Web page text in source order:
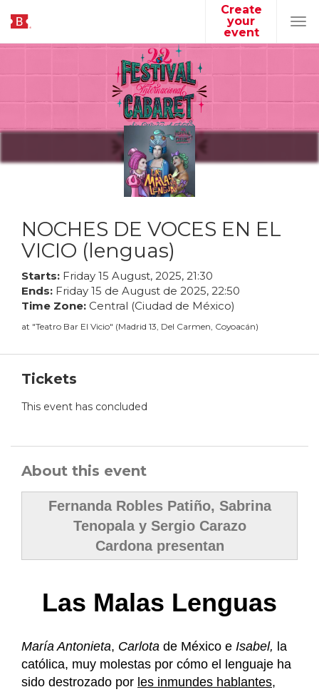
Create
your
event
NOCHES DE VOCES EN EL
VICIO (lenguas)
Starts: Friday 15 August, 2025, 21:30
Ends: Friday 15 de August de 2025, 22:50
Time Zone: Central (Ciudad de México)
at "Teatro Bar El Vicio" (Madrid 13, Del Carmen, Coyoacán)
Tickets
This event has concluded
About this event
Fernanda Robles Patiño, Sabrina
Tenopala y Sergio Carazo
Cardona presentan
Las Malas Lenguas
María Antonieta, Carlota de México e Isabel, la
católica, muy molestas por cómo el lenguaje ha
sido destrozado por les inmundes hablantes,